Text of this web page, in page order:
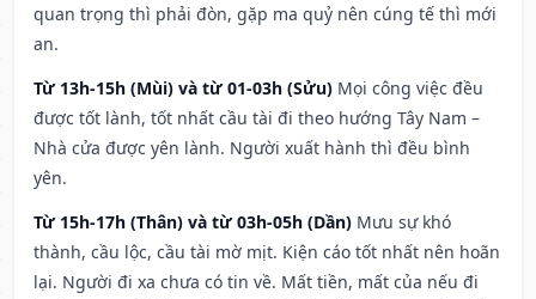
quan trọng thì phải đòn, gặp ma quỷ nên cúng tế thì mới
an.
Từ 13h-15h (Mùi) và từ 01-03h (Sửu) Mọi công việc đều
được tốt lành, tốt nhất cầu tài đi theo hướng Tây Nam –
Nhà cửa được yên lành. Người xuất hành thì đều bình
yên.
Từ 15h-17h (Thân) và từ 03h-05h (Dần) Mưu sự khó
thành, cầu lộc, cầu tài mờ mịt. Kiện cáo tốt nhất nên hoãn
lại. Người đi xa chưa có tin về. Mất tiền, mất của nếu đi